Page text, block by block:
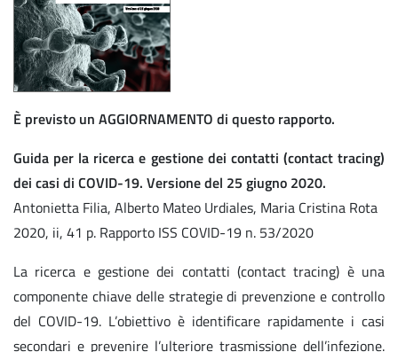
È previsto un AGGIORNAMENTO di questo rapporto.
Guida per la ricerca e gestione dei contatti (contact tracing)
dei casi di COVID-19. Versione del 25 giugno 2020.
Antonietta Filia, Alberto Mateo Urdiales, Maria Cristina Rota
2020, ii, 41 p. Rapporto ISS COVID-19 n. 53/2020
La ricerca e gestione dei contatti (contact tracing) è una
componente chiave delle strategie di prevenzione e controllo
del COVID-19. L’obiettivo è identificare rapidamente i casi
secondari e prevenire l’ulteriore trasmissione dell’infezione.